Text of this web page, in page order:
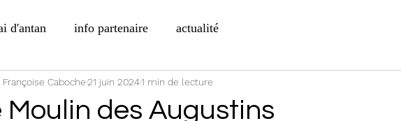
d'antan info partenaire actualité
Moulin des Augustins
Françoise Caboche21 juin 20241 min de lecture